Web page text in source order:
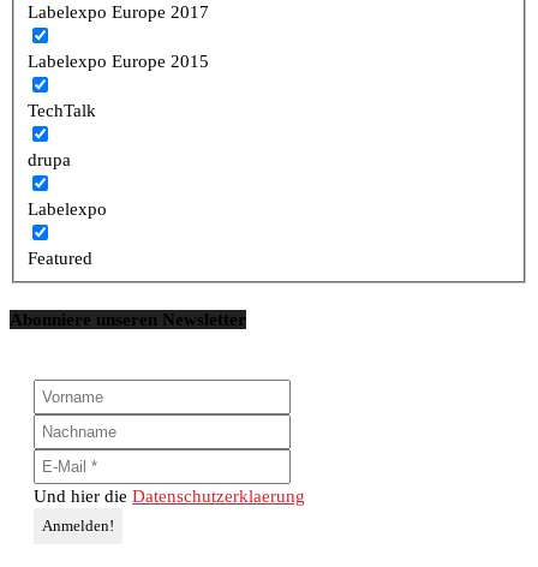
Labelexpo Europe 2017
Labelexpo Europe 2015
TechTalk
drupa
Labelexpo
Featured
Abonniere unseren Newsletter
Und hier die Datenschutzerklaerung